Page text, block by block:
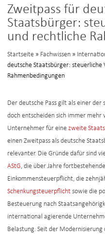
Zweitpass für
Staatsbürger:
und rechtliche
Startseite » Fachwissen »
deutsche Staatsbürger: steuerliche
Rahmenbedingungen
Der deutsche Pass gilt als einer der
doch entscheiden sich immer mehr
Unternehmer für eine zweite
einen Zweitpass als deutsche
relevanter. Die Gründe dafür sind
AStG, die über Jahre
Einkommensteuerpflicht, die
Schenkungsteuerpflicht sowie die
Besteuerung nach
international agierende
Belastung. Seit der